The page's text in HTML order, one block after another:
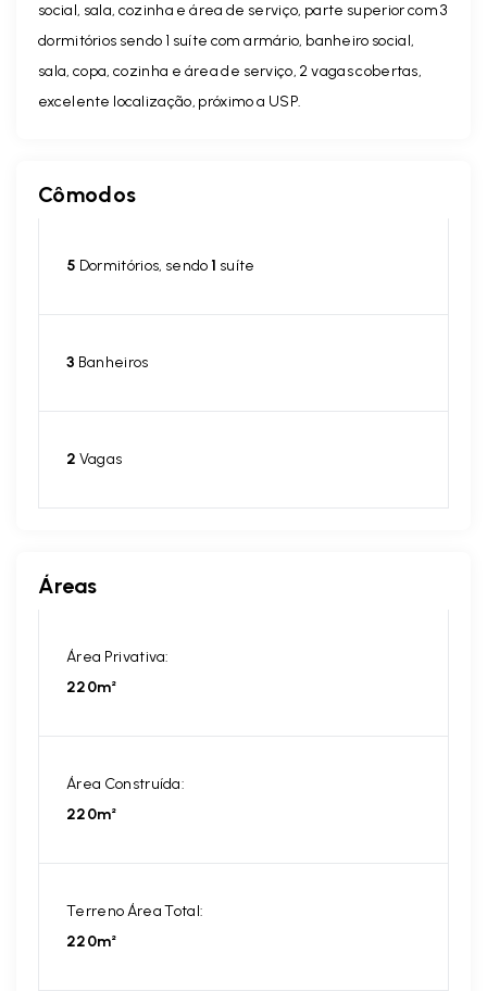
social, sala, cozinha e área de serviço, parte superior com 3
dormitórios sendo 1 suíte com armário, banheiro social,
sala, copa, cozinha e área de serviço, 2 vagas cobertas,
excelente localização, próximo a USP.
Cômodos
5 Dormitórios, sendo1 suíte
3 Banheiros
2 Vagas
Áreas
Área Privativa:
220m²
Área Construída:
220m²
Terreno Área Total:
220m²